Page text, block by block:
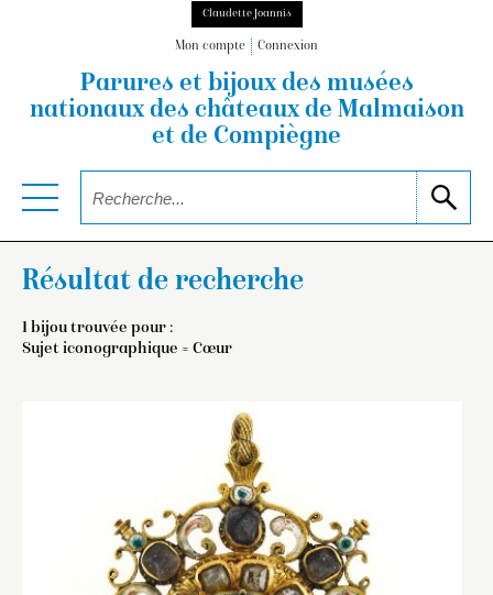
Claudette Joannis
Mon compte Connexion
Parures et bijoux des musées
nationauxdes châteaux de Malmaison
et de Compiègne
Résultat de recherche
1 bijou trouvée pour :
Sujet iconographique = Cœur